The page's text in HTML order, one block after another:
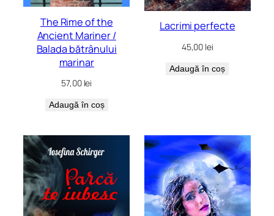
The Rime of the
Ancient Mariner /
Balada bătrânului
marinar
57,00 lei
Adaugă în coș
Lacrimi perfecte
45,00 lei
Adaugă în coș